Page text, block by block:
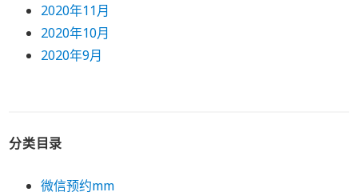
2020年11月
2020年10月
2020年9月
分类目录
微信预约mm